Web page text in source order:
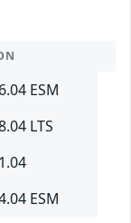
ESM
LTS
ESM